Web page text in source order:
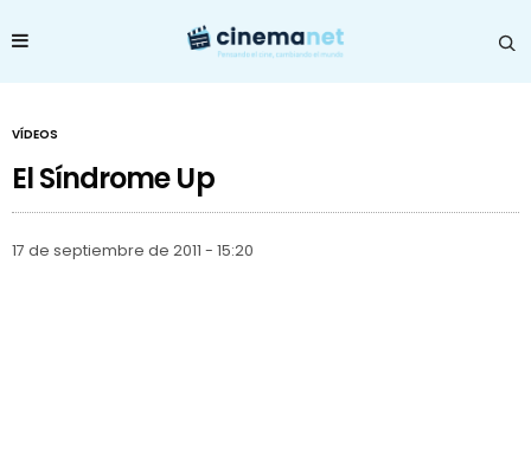
VÍDEOS
El Síndrome Up
17 de septiembre de 2011 - 15:20